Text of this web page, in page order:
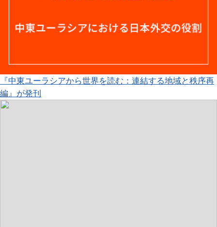
『中東ユーラシアから世界を読む：連結する地域と秩序再
編』が発刊